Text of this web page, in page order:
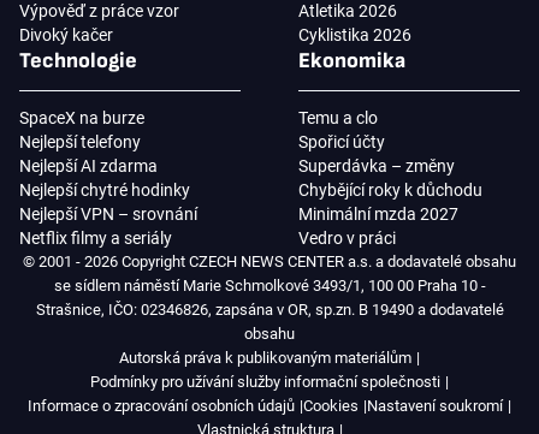
Výpověď z práce vzor
Divoký kačer
Atletika 2026
Cyklistika 2026
Technologie
SpaceX na burze
Nejlepší telefony
Nejlepší AI zdarma
Nejlepší chytré hodinky
Nejlepší VPN – srovnání
Netflix filmy a seriály
Ekonomika
Temu a clo
Spořicí účty
Superdávka – změny
Chybějící roky k důchodu
Minimální mzda 2027
Vedro v práci
© 2001 - 2026 Copyright CZECH NEWS CENTER a.s. a dodavatelé obsahu
se sídlem náměstí Marie Schmolkové 3493/1, 100 00 Praha 10 -
Strašnice, IČO: 02346826, zapsána v OR, sp.zn. B 19490 a dodavatelé
obsahu
Autorská práva k publikovaným materiálům
Podmínky pro užívání služby informační společnosti
Informace o zpracování osobních údajů Cookies Nastavení soukromí
Vlastnická struktura